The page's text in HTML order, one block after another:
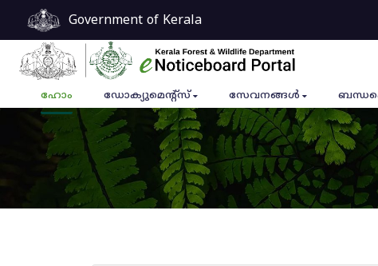
Government of Kerala
ഹോം ഡോക്യുമെൻ്റ്സ് സേവനങ്ങൾ